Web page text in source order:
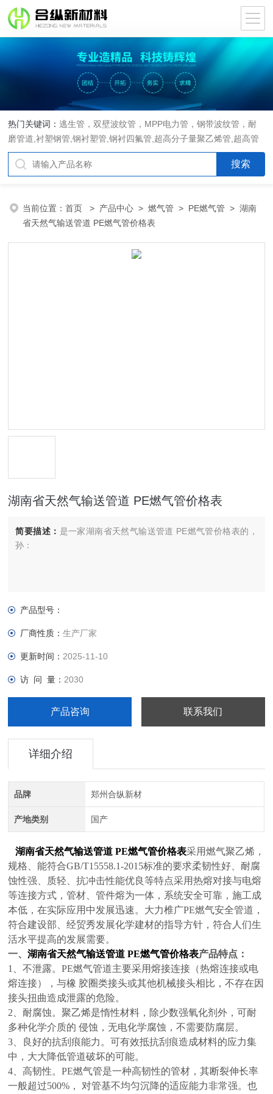
热门关键词：逃生管，双壁波纹管，MPP电力管，钢带波纹管，耐
磨管道,衬塑钢管,钢衬塑管,钢衬四氟管,超高分子量聚乙烯管,超高管
当前位置：首页 > 产品中心 >燃气管 > PE燃气管 > 湖南
省天然气输送管道 PE燃气管价格表
湖南省天然气输送管道 PE燃气管价格表
简要描述： 是一家湖南省天然气输送管道 PE燃气管价格表的，
孙：
产品型号：
厂商性质：生产厂家
更新时间： 2025-11-10
访 问 量： 2030
产品咨询 联系我们
详细介绍
品牌 郑州合纵新材
产地类别 国产
湖南省天然气输送管道 PE燃气管价格表采用燃气聚乙烯，
规格、能符合GB/T15558.1-2015标准的要求柔韧性好、耐腐
蚀性强、质轻、抗冲击性能优良等特点采用热熔对接与电熔
等连接方式，管材、管件熔为一体，系统安全可靠，施工成
本低，在实际应用中发展迅速。大力椎广PE燃气安全管道，
符合建设部、经贸秀发展化学建材的指导方针，符合人们生
活水平提高的发展需要。
一、湖南省天然气输送管道 PE燃气管价格表产品特点：
1、不泄露。PE燃气管道主要采用熔接连接（热熔连接或电
熔连接），与橡 胶圈类接头或其他机械接头相比，不存在因
接头扭曲造成泄露的危险。
2、耐腐蚀。聚乙烯是惰性材料，除少数强氧化剂外，可耐
多种化学介质的 侵蚀，无电化学腐蚀，不需要防腐层。
3、 良好的抗刮痕能力。可有效抵抗刮痕造成材料的应力集
中，大大降低管道破坏的可能。
4、高韧性。PE燃气管是一种高韧性的管材，其断裂伸长率
一般超过500%， 对管基不均匀沉降的适应能力非常强。也